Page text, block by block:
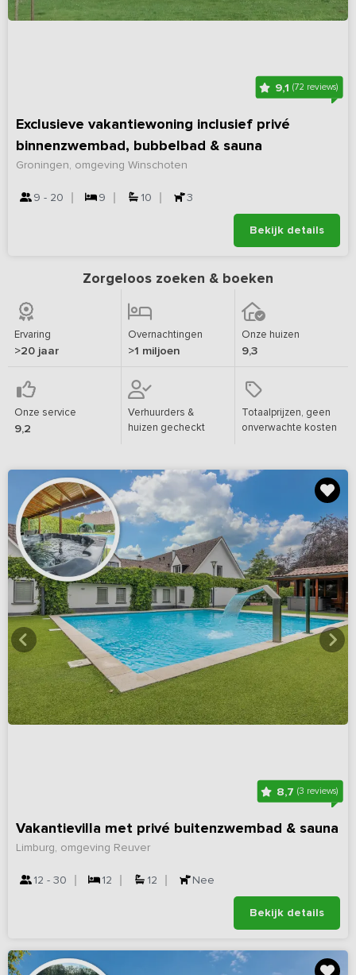
9,1(72 reviews)
Exclusieve vakantiewoning inclusief privé
binnenzwembad, bubbelbad & sauna
Groningen, omgeving Winschoten
9 - 20 9 10 3
Bekijk details
Zorgeloos zoeken & boeken
Ervaring
>20 jaar
Overnachtingen
>1 miljoen
Onze huizen
9,3
Onze service
9,2
Verhuurders &
huizen gecheckt
Totaalprijzen, geen
onverwachte kosten
8,7(3 reviews)
Vakantievilla met privé buitenzwembad & sauna
Limburg, omgeving Reuver
12 - 30 12 12 Nee
Bekijk details